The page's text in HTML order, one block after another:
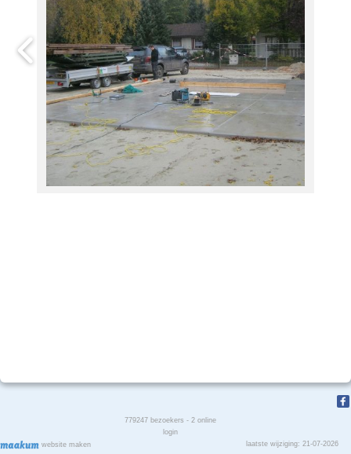
website maken
779247bezoekers - 2 online
login
laatste wijziging: 21-07-2026